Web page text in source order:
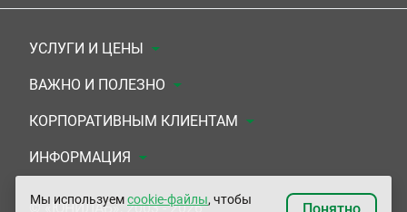
УСЛУГИ И ЦЕНЫ
Анализы
Комплексы
УЗИ
ЭКГ/Холтер/СМАД
ВАЖНО И ПОЛЕЗНО
Документы для заключения договора
Система скидок
Подарочные сертификаты
КОРПОРАТИВНЫМ КЛИЕНТАМ
Медицинским организациям
Прочим организациям
ИНФОРМАЦИЯ
О Компании
© «ЮНИЛАБ», 2003 - 2026
Мы используемcookie-файлы, чтобы